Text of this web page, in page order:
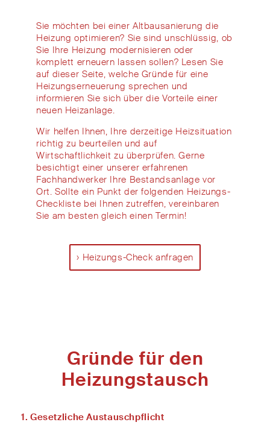
Sie möchten bei einer Altbausanierung die
Heizung optimieren? Sie sind unschlüssig, ob
Sie Ihre Heizung modernisieren oder
komplett erneuern lassen sollen? Lesen Sie
auf dieser Seite, welche Gründe für eine
Heizungserneuerung sprechen und
informieren Sie sich über die Vorteile einer
neuen Heizanlage.
Wir helfen Ihnen, Ihre derzeitige Heizsituation
richtigzu beurteilen und auf
Wirtschaftlichkeit zu überprüfen.Gerne
besichtigt einer unserer erfahrenen
Fachhandwerker Ihre Bestandsanlagevor
Ort.Sollte ein Punkt der folgenden Heizungs-
Checkliste bei Ihnen zutreffen,vereinbaren
Sie am besten gleich einen Termin!
Heizungs-Check anfragen
Gründe für den
Heizungstausch
1. Gesetzliche Austauschpflicht